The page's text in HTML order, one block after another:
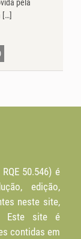
pela
[…]
50.546) é
edição,
neste site,
Este site é
contidas em